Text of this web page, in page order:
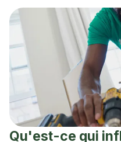
Qu'est-ce qui